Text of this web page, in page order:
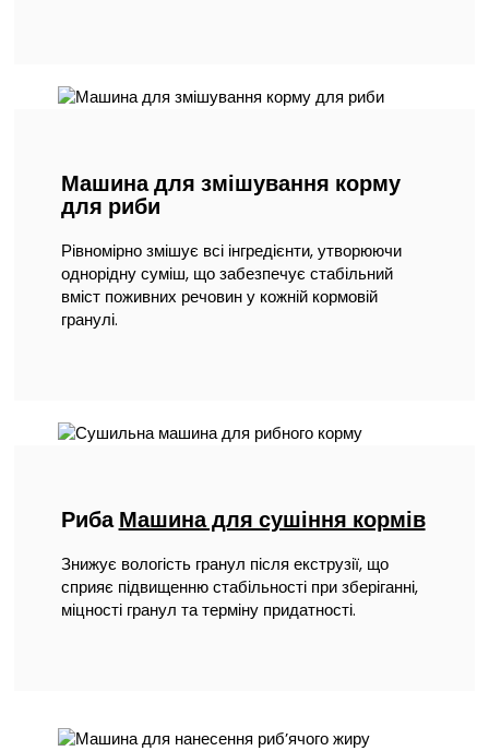
Машина для змішування корму
для риби
Рівномірно змішує всі інгредієнти, утворюючи
однорідну суміш, що забезпечує стабільний
вміст поживних речовин у кожній кормовій
гранулі.
РибаМашина для сушіння кормів
Знижує вологість гранул після екструзії, що
сприяє підвищенню стабільності при зберіганні,
міцності гранул та терміну придатності.